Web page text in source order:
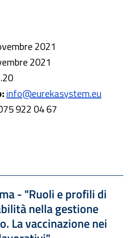
2021
2021
info@eurekasystem.eu
922 04 67
INTERESSARE
- "Ruoli e profili di
nella gestione
La vaccinazione nei
— Dimensione 753.74 kB